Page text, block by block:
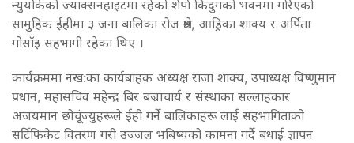
न्युयोर्कको ज्याक्सनहाइटमा रहेको शेर्पा किदुगको भवनमा गरिएको
सामुहिक ईहीमा ३ जना बालिका रोज श्रेष्ठ, आड्रिका शाक्य र अर्पिता
गोसाँइ सहभागी रहेका थिए ।
कार्यक्रममा नख:का कार्यबाहक अध्यक्ष राजा शाक्य, उपाध्यक्ष विष्णुमान
प्रधान, महासचिव महेन्द्र बिर बज्राचार्य र संस्थाका सल्लाहकार
अजयमान छोचूंज्युहरूले ईही गर्ने बालिकाहरू लाई सहभागिताको
सर्टिफिकेट वितरण गरी उज्जल भबिष्यको कामना गर्दै बधाई ज्ञापन